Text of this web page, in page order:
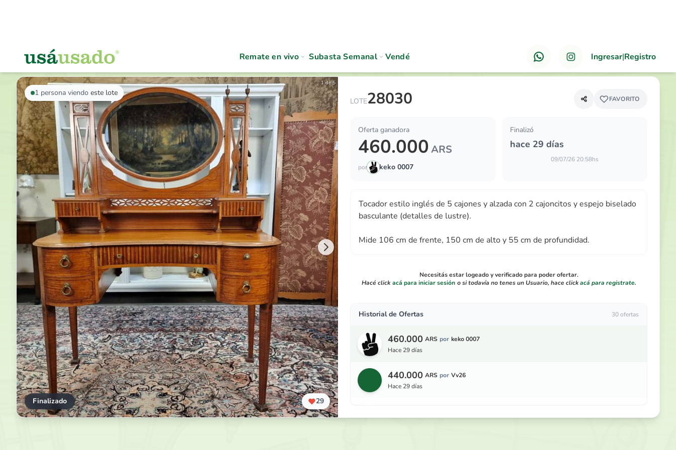
Remate en vivo Subasta Semanal Vendé Ingresar|Registro
VOLVER AL LISTADO ANTERIOR PRÓXIMO
1 persona viendo este lote
Finalizado 29
1 de 5
LOTE28030 FAVORITO
Tocador estilo inglés de 5 cajones y alzada con 2 cajoncitos y espejo…
Oferta ganadora
460.000 ARS
por keko 0007
Finalizó
hace 29 días
09/07/26 20:58hs
Tocador estilo inglés de 5 cajones y alzada con 2 cajoncitos y espejo biselado
basculante (detalles de lustre).
Mide 106 cm de frente, 150 cm de alto y 55 cm de profundidad.
Necesitás estar logeado y verificado para poder ofertar.
Hacé click acá para iniciar sesión o si todavía no tenes un Usuario, hace clickacá para registrate.
Historial de Ofertas 30 ofertas
460.000 ARS por keko 0007
hace 29 días
440.000 ARS por Vv26
hace 29 días